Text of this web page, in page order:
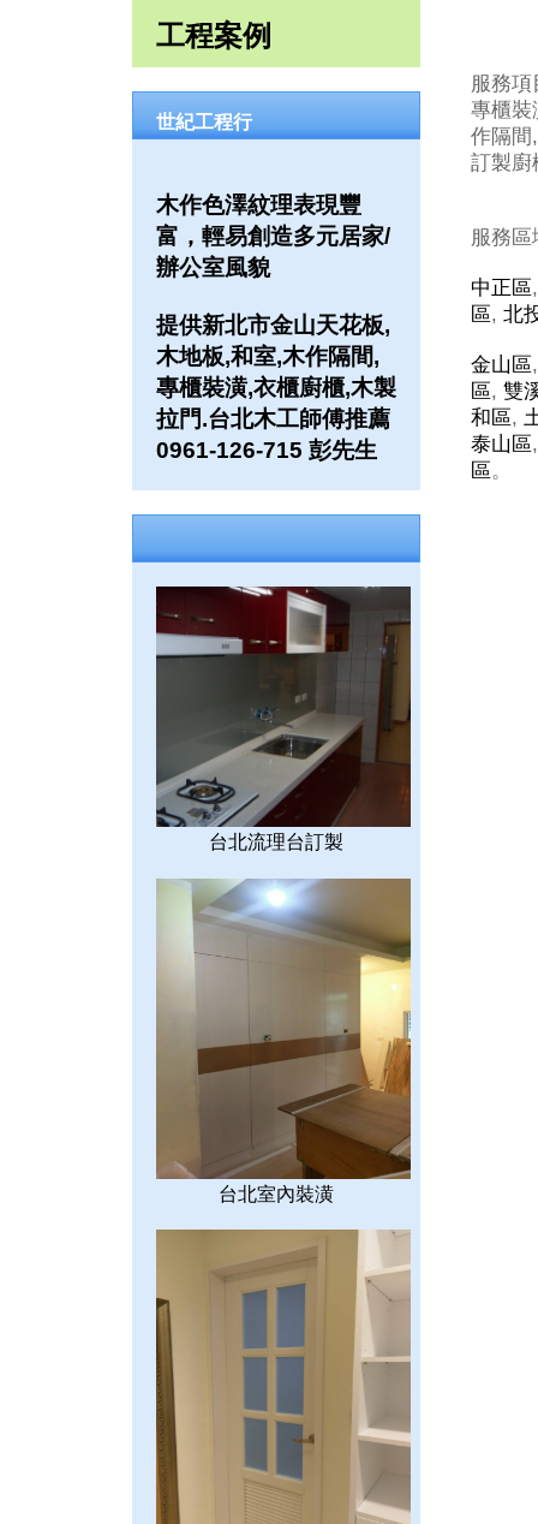
工程案例
世紀工程行
木作色澤紋理表現豐
富，輕易創造多元居家/
辦公室風貌
提供新北市金山天花板,
木地板,和室,木作隔間,
專櫃裝潢,衣櫃廚櫃,木製
拉門.台北木工師傅推薦
0961-126-715 彭先生
台北流理台訂製
台北室內裝潢
服務項
專櫃裝
作隔間
訂製廚
服務
中正區
區, 北
金山區
區, 雙
和區,
泰山區
區。